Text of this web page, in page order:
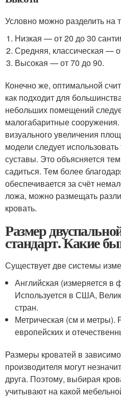
Условно можно разделить на
Низкая — от 20 до 30
Средняя, классическая —
Высокая — от 70 до 90.
Конечно же, оптимальной
как подходит для
небольших помещений
малогабаритные
визуального увеличения
модели следует
суставы. Это объясняется
садиться. Тем более
обеспечивается за счёт
ложа, можно размещать
кровать.
Размер
стандарт. Какие
Существует две системы
Английская (измеряется в
Используется в США,
стран.
Метрическая (см и метры).
европейских и
Размеры кроватей в
производителя могут
друга. Поэтому, выбирая
учитывают на какой